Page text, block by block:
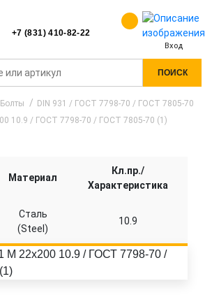
+7 (831) 410-82-22
Вход
ПОИСК
Болты
DIN 931 / ГОСТ 7798-70 / ГОСТ 7805-70
10.9 / ГОСТ 7798-70 / ГОСТ 7805-70 (1)
Материал
Кл.пр./
Характеристика
Сталь
(Steel)
10.9